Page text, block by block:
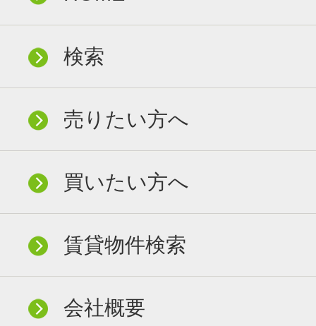
検索
売りたい方へ
買いたい方へ
賃貸物件検索
会社概要